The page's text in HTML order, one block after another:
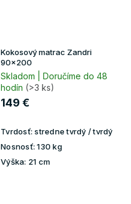
Kokosový matrac Zandri
90x200
Skladom | Doručíme do 48
hodín (>3 ks)
149 €
Tvrdosť: stredne tvrdý / tvrdý
Nosnosť: 130 kg
Výška: 21 cm